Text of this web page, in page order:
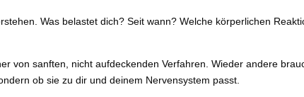
Was belastet dich? Seit wann? Welche körperlichen
von sanften, nicht aufdeckenden Verfahren. Wieder andere
ob sie zu dir und deinem Nervensystem passt.